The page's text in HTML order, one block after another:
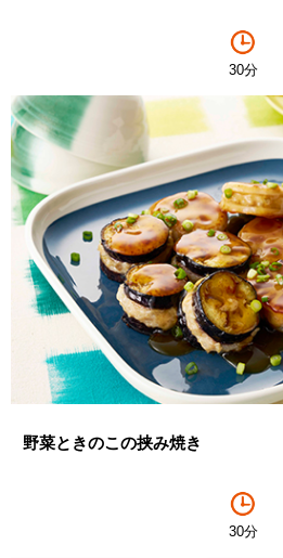
30分
野菜ときのこの挟み焼き
30分